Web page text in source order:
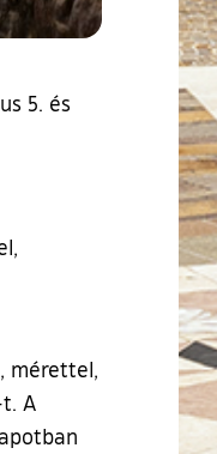
5. és
mérettel,
A